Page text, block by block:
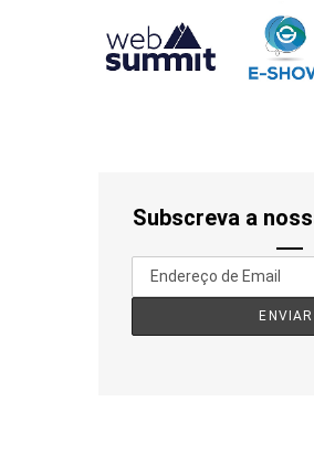
Subscreva a